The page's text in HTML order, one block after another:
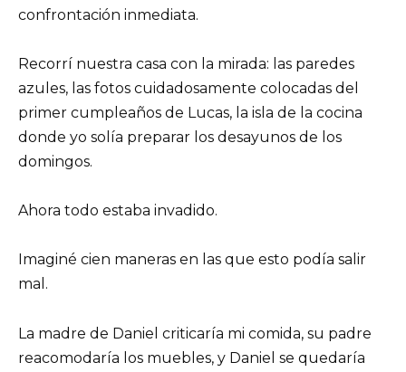
confrontación inmediata.
Recorrí nuestra casa con la mirada: las paredes
azules, las fotos cuidadosamente colocadas del
primer cumpleaños de Lucas, la isla de la cocina
donde yo solía preparar los desayunos de los
domingos.
Ahora todo estaba invadido.
Imaginé cien maneras en las que esto podía salir
mal.
La madre de Daniel criticaría mi comida, su padre
reacomodaría los muebles, y Daniel se quedaría